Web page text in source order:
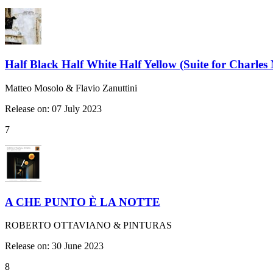
Half Black Half White Half Yellow (Suite for Charles
Matteo Mosolo & Flavio Zanuttini
Release on: 07 July 2023
7
A CHE PUNTO È LA NOTTE
ROBERTO OTTAVIANO & PINTURAS
Release on: 30 June 2023
8